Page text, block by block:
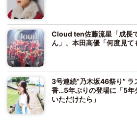
Cloud ten佐藤流星「成長
ん」、本田高優「何度見て
3号連続“乃木坂46祭り”
香…5年ぶりの登場に「5年
いただけたら」